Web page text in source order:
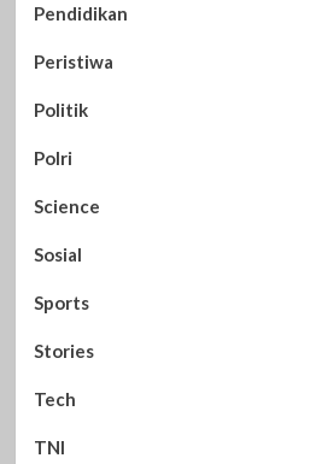
Pendidikan
Peristiwa
Politik
Polri
Science
Sosial
Sports
Stories
Tech
TNI